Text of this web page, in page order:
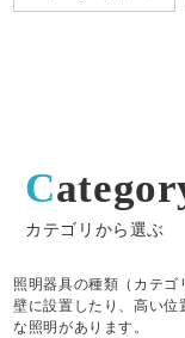
カテゴリから選ぶ
照明器具の種類（カテゴ
壁に設置したり、高い位
な照明があります。